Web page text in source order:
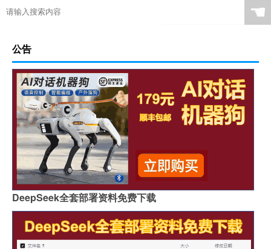
☚
公告
DeepSeek全套部署资料免费下载